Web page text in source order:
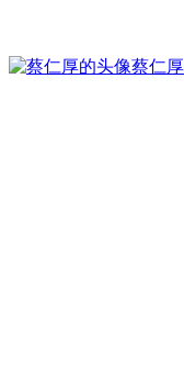
蔡仁厚